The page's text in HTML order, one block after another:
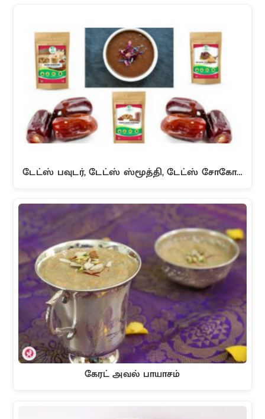
டேட்ஸ் பவுடர், டேட்ஸ் ஸ்மூத்தி, டேட்ஸ் சோகோ…
கேரட் அவல் பாயாசம்